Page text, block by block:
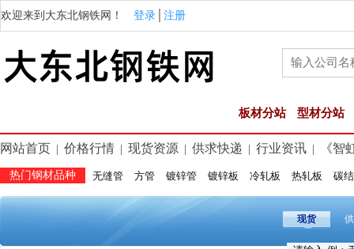
欢迎来到大东北钢铁网！ 登录 注册
板材分站 型材分站
网站首页 价格行情 现货资源 供求快递 行业资讯 《智
热门钢材品种 无缝管 方管 镀锌管 镀锌板 冷轧板 热轧板 碳
现货